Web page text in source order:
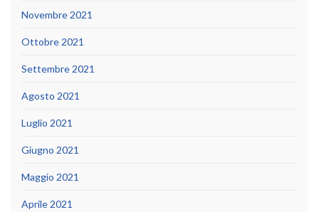
Novembre 2021
Ottobre 2021
Settembre 2021
Agosto 2021
Luglio 2021
Giugno 2021
Maggio 2021
Aprile 2021